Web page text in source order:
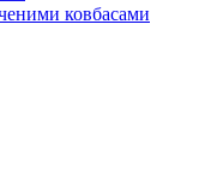
ковбасами